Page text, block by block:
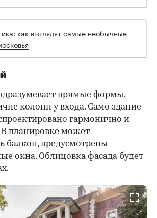
как выглядят самые необычные
прямые формы,
колонн у входа. Само здание
гармонично и
планировке может
балкон, предусмотрены
окна. Облицовка фасада будет